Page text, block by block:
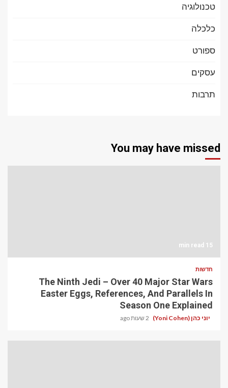
טכנולוגיה
כלכלה
ספורט
עסקים
תרבות
You may have missed
15 min read
חדשות
The Ninth Jedi – Over 40 Major Star Wars
Easter Eggs, References, And Parallels In
Season One Explained
יוני כהן (Yoni Cohen) 2 שעות ago